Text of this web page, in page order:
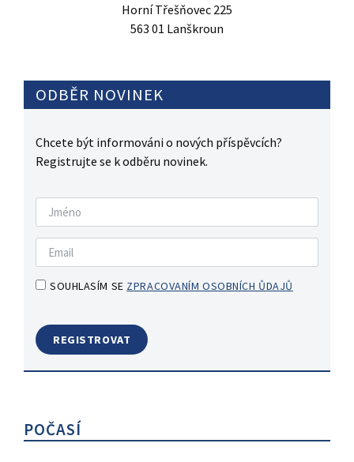
Horní Třešňovec 225
563 01 Lanškroun
ODBĚR NOVINEK
Chcete být informováni o nových příspěvcích?
Registrujte se k odběru novinek.
SOUHLASÍM SE ZPRACOVANÍM OSOBNÍCH ŮDAJŮ
POČASÍ